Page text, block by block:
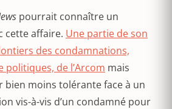
pourrait connaître un
cette affaire. Une partie de son
des condamnations,
politiques, de l’Arcom mais
moins tolérante face à un
vis-à-vis d’un condamné pour